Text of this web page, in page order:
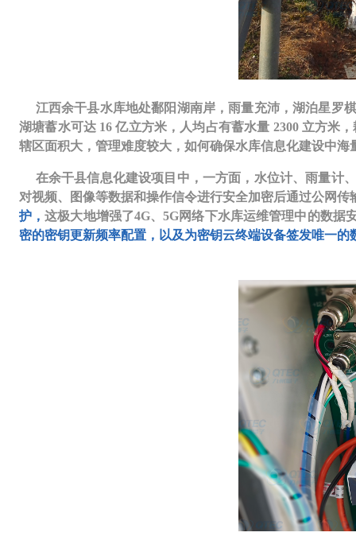
江西余干县水库地处鄱阳湖南岸，雨量充沛，湖泊星罗
湖塘蓄水可达 16 亿立方米，人均占有蓄水量 2300 立方米
辖区面积大，管理难度较大，如何确保水库信息化建设中
在余干县信息化建设项目中，一方面，水位计、雨量计
对视频、图像等数据和操作信令进行安全加密后通过公网传
护，这极大地增强了4G、5G网络下水库运维管理中的数
密的密钥更新频率配置，以及为密钥云终端设备签发唯一